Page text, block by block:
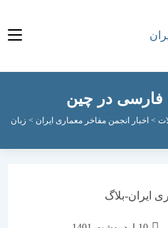
در چین
انجمن مفاخر معماری ایران > زبان و